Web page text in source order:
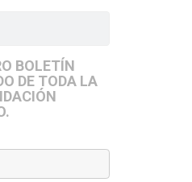
BOLETÍN
DE TODA LA